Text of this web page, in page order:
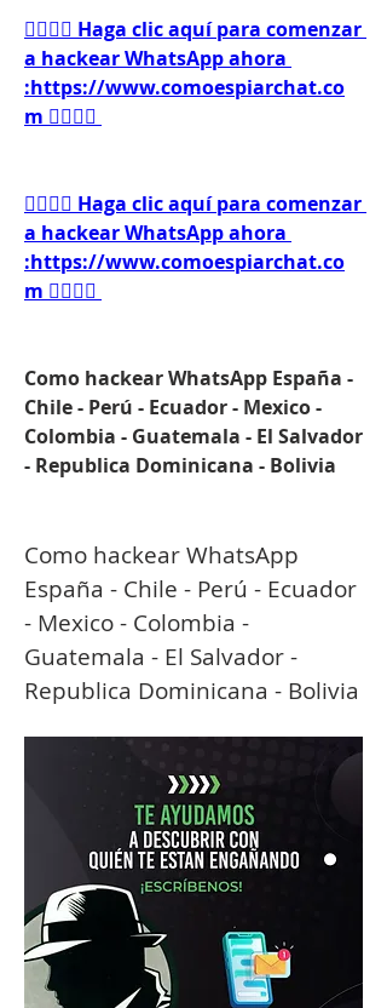
👉🏻👉🏻 Haga clic aquí para comenzar
a hackear WhatsApp ahora
:https://www.comoespiarchat.co
m 👈🏻👈🏻
👉🏻👉🏻 Haga clic aquí para comenzar
a hackear WhatsApp ahora
:https://www.comoespiarchat.co
m 👈🏻👈🏻
Como hackear WhatsApp España -
Chile - Perú - Ecuador - Mexico -
Colombia - Guatemala - El Salvador
- Republica Dominicana - Bolivia
Como hackear WhatsApp
España - Chile - Perú - Ecuador
- Mexico - Colombia -
Guatemala - El Salvador -
Republica Dominicana - Bolivia